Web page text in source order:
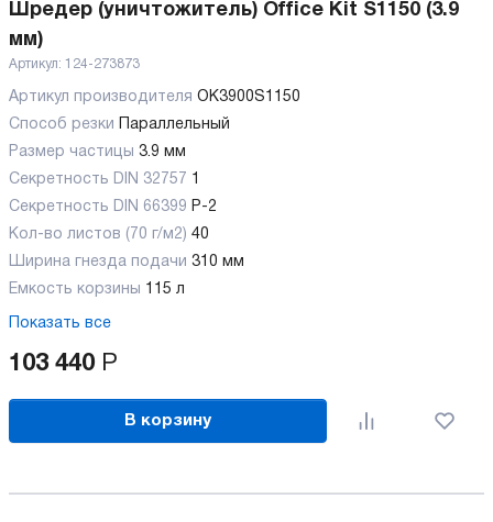
Шредер (уничтожитель) Office Kit S1150 (3.9
мм)
Артикул: 124-273873
Артикул производителя OK3900S1150
Способ резки
Параллельный
Размер частицы 3.9 мм
Секретность DIN 32757
1
Секретность DIN 66399 P-2
Кол-во листов (70 г/м2) 40
Ширина гнезда подачи 310 мм
Емкость корзины
115 л
Показать все
103 440 Р
В корзину